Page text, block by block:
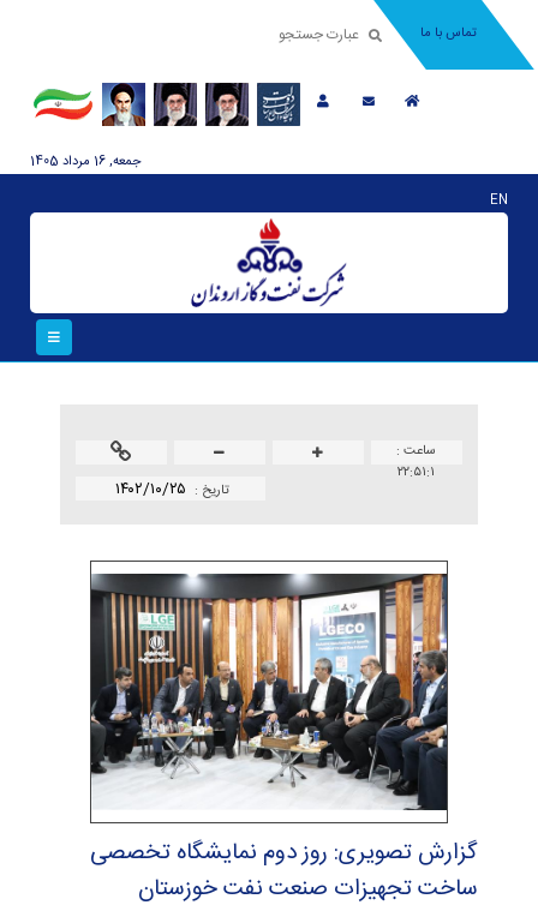
تماس با ما
جمعه, 16 مرداد 1405
EN
ساعت :
۲۲:۵۱:۱
تاريخ : ۱۴۰۲/۱۰/۲۵
گزارش تصویری: روز دوم نمایشگاه تخصصی
ساخت تجهیزات صنعت نفت خوزستان